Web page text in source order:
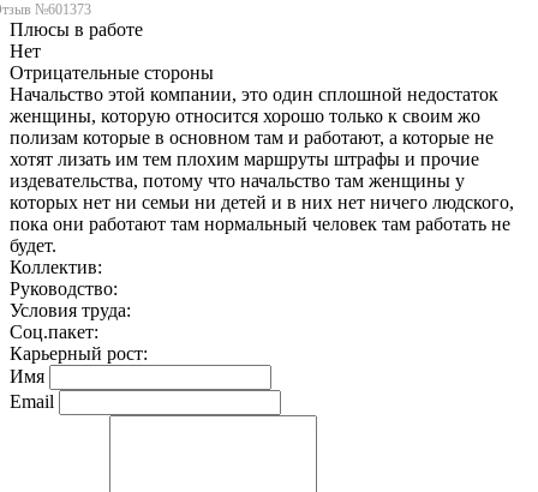
№601373
Плюсы в работе
Нет
Отрицательные стороны
Начальство этой компании, это один сплошной недостаток
женщины, которую относится хорошо только к своим жо
полизам которые в основном там и работают, а которые не
хотят лизать им тем плохим маршруты штрафы и прочие
издевательства, потому что начальство там женщины у
которых нет ни семьи ни детей и в них нет ничего людского,
пока они работают там нормальный человек там работать не
будет.
Коллектив:
Руководство:
Условия труда:
Соц.пакет:
Карьерный рост:
Имя
Email